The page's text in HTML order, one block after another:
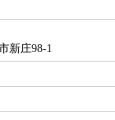
新庄98-1